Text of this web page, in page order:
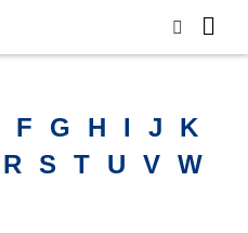
F G H I J
K
R S T U V W